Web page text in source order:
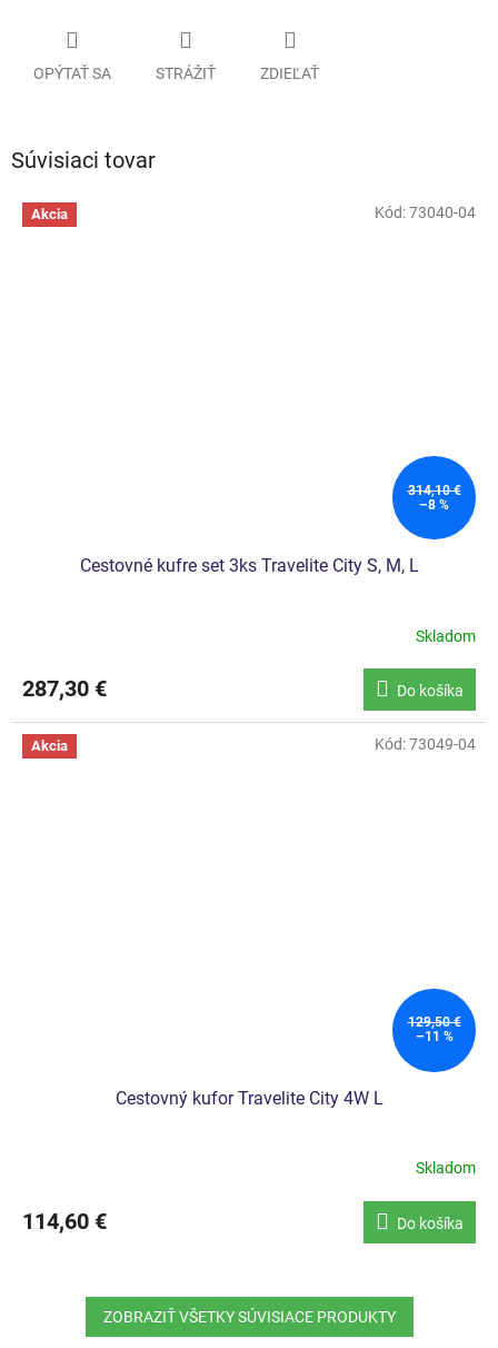
OPÝTAŤ SA STRÁŽIŤ ZDIEĽAŤ
Súvisiaci tovar
Akcia
314,10 €
–8 %
Cestovné kufre set 3ks Travelite City S, M, L
Skladom
287,30 € Do košíka
Kód:73040-04
Akcia
129,50 €
–11 %
Cestovný kufor Travelite City 4W L
produktu
je
Skladom
114,60 € Do košíka
Kód:73049-04
ZOBRAZIŤ VŠETKY SÚVISIACE PRODUKTY